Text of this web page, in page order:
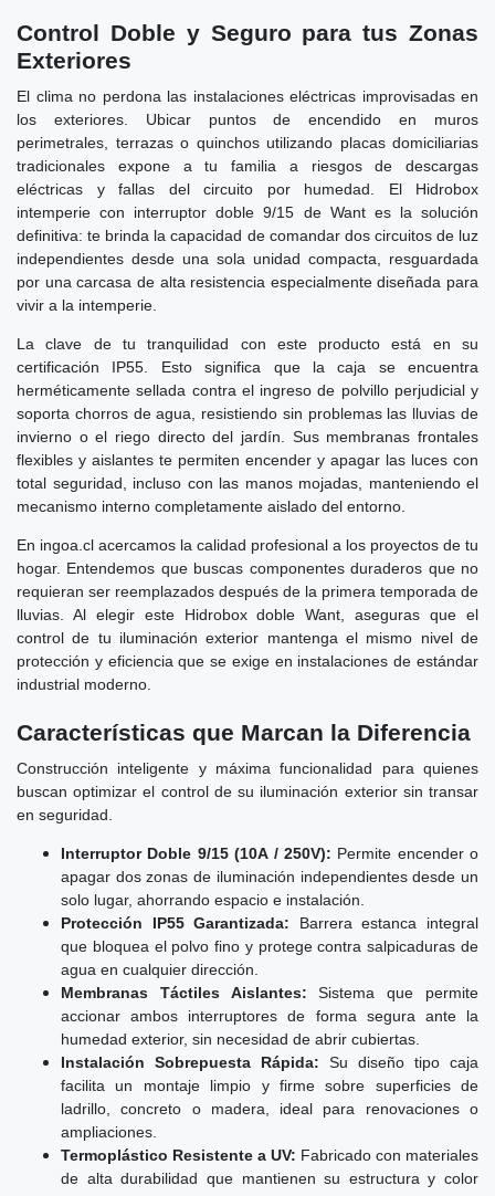
Control Doble y Seguro para tus Zonas
Exteriores
El clima no perdona las instalaciones eléctricas improvisadas en
los exteriores. Ubicar puntos de encendido en muros
perimetrales, terrazas o quinchos utilizando placas domiciliarias
tradicionales expone a tu familia a riesgos de descargas
eléctricas y fallas del circuito por humedad. El Hidrobox
intemperie con interruptor doble 9/15 de Want es la solución
definitiva: te brinda la capacidad de comandar dos circuitos de luz
independientes desde una sola unidad compacta, resguardada
por una carcasa de alta resistencia especialmente diseñada para
vivir a la intemperie.
La clave de tu tranquilidad con este producto está en su
certificación IP55. Esto significa que la caja se encuentra
herméticamente sellada contra el ingreso de polvillo perjudicial y
soporta chorros de agua, resistiendo sin problemas las lluvias de
invierno o el riego directo del jardín. Sus membranas frontales
flexibles y aislantes te permiten encender y apagar las luces con
total seguridad, incluso con las manos mojadas, manteniendo el
mecanismo interno completamente aislado del entorno.
En ingoa.cl acercamos la calidad profesional a los proyectos de tu
hogar. Entendemos que buscas componentes duraderos que no
requieran ser reemplazados después de la primera temporada de
lluvias. Al elegir este Hidrobox doble Want, aseguras que el
control de tu iluminación exterior mantenga el mismo nivel de
protección y eficiencia que se exige en instalaciones de estándar
industrial moderno.
Características que Marcan la Diferencia
Construcción inteligente y máxima funcionalidad para quienes
buscan optimizar el control de su iluminación exterior sin transar
en seguridad.
Interruptor Doble 9/15 (10A / 250V): Permite encender o
apagar dos zonas de iluminación independientes desde un
solo lugar, ahorrando espacio e instalación.
Protección IP55 Garantizada: Barrera estanca integral
que bloquea el polvo fino y protege contra salpicaduras de
agua en cualquier dirección.
Membranas Táctiles Aislantes: Sistema que permite
accionar ambos interruptores de forma segura ante la
humedad exterior, sin necesidad de abrir cubiertas.
Instalación Sobrepuesta Rápida: Su diseño tipo caja
facilita un montaje limpio y firme sobre superficies de
ladrillo, concreto o madera, ideal para renovaciones o
ampliaciones.
Termoplástico Resistente a UV: Fabricado con materiales
de alta durabilidad que mantienen su estructura y color